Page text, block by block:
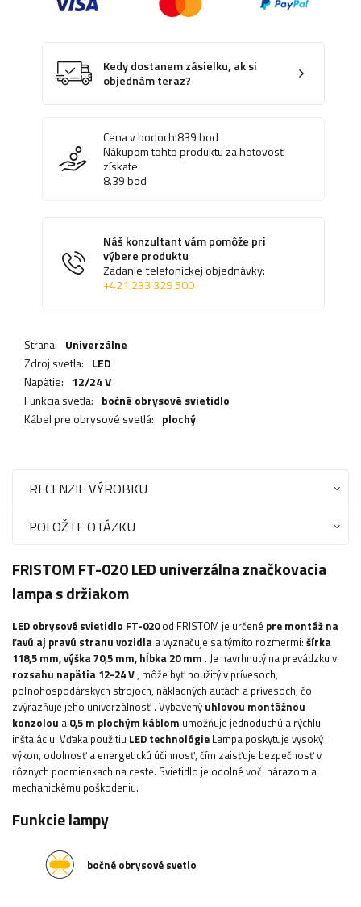
Kedy dostanem zásielku, ak si
objednám teraz?
Cena v bodoch:839bod
Nákupom tohto produktu za hotovosť
získate:
8.39bod
Náš konzultant vám pomôže pri
výbere produktu
Zadanie telefonickej objednávky:
+421 233 329 500
Strana: Univerzálne
Zdroj svetla: LED
Napätie: 12/24 V
Funkcia svetla: bočné obrysové svietidlo
Kábel pre obrysové svetlá: plochý
RECENZIE VÝROBKU
POLOŽTE OTÁZKU
FRISTOM FT-020 LED univerzálna značkovacia
lampa s držiakom
LED obrysové svietidlo FT-020od FRISTOM je určené pre montáž na
ľavú aj pravú stranu vozidla a vyznačuje sa týmito rozmermi: šírka
118,5 mm, výška 70,5 mm, hĺbka 20 mm . Je navrhnutý na prevádzku v
rozsahu napätia 12-24 V, môže byť použitý v prívesoch,
poľnohospodárskych strojoch, nákladných autách a prívesoch, čo
zvýrazňuje jeho univerzálnosť . Vybavený uhlovou montážnou
konzolou a 0,5 m plochým káblom umožňuje jednoduchú a rýchlu
inštaláciu. Vďaka použitiu LED technológie Lampa poskytuje vysoký
výkon, odolnosť a energetickú účinnosť, čím zaisťuje bezpečnosť v
rôznych podmienkach na ceste. Svietidlo je odolné voči nárazom a
mechanickému poškodeniu.
Funkcie lampy
bočné obrysové svetlo